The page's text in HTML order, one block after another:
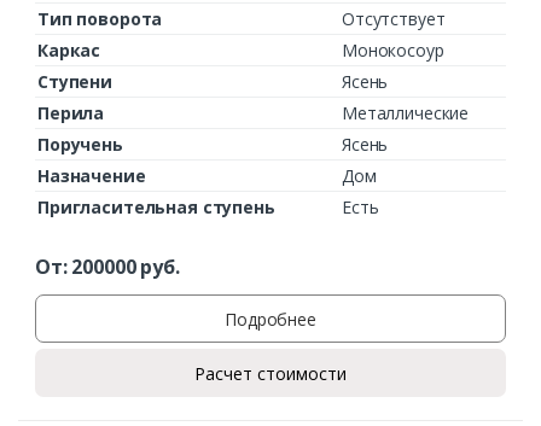
Тип поворота
Отсутствует
Каркас
Монокосоур
Ступени
Ясень
Перила
Металлические
Поручень
Ясень
Назначение
Дом
Пригласительная ступень
Есть
От:200000руб.
Подробнее
Расчет стоимости